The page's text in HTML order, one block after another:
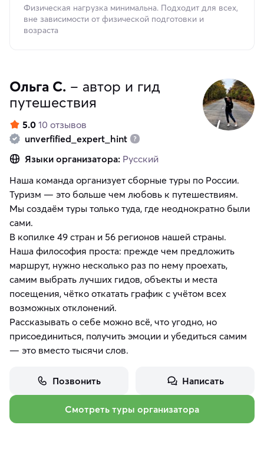
Физическая нагрузка минимальна. Подходит для всех,
вне зависимости от физической подготовки и
возраста
Ольга С. – автор и гид
путешествия
5.0 10 отзывов
unverfified_expert_hint
Языки организатора: Русский
Наша команда организует сборные туры по России.
Туризм — это больше чем любовь к путешествиям.
Мы создаём туры только туда, где неоднократно были
сами.
В копилке 49 стран и 56 регионов нашей страны.
Наша философия проста: прежде чем предложить
маршрут, нужно несколько раз по нему проехать,
самим выбрать лучших гидов, объекты и места
посещения, чётко откатать график с учётом всех
возможных отклонений.
Рассказывать о себе можно всё, что угодно, но
присоединиться, получить эмоции и убедиться самим
— это вместо тысячи слов.
Позвонить Написать
Смотреть туры организатора